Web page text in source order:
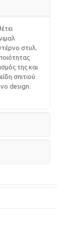
στυλ.
της και
σπιτιού
design.